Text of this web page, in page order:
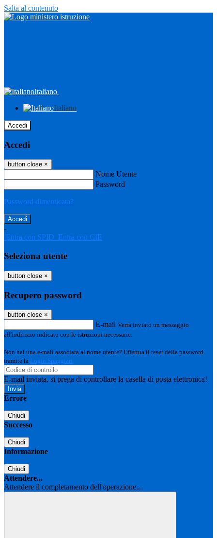
Salta al contenuto
Italiano
Italiano
Accedi
Accedi
button close ×
Nome Utente
Password
Password dimenticata?
-
Entra con SPID Entra con CIE
Seleziona utente
button close ×
Recupero password
button close ×
E-mail Verrà inviato un messaggio
all'indirizzo indicato con le istruzioni necessarie.
Non hai una e-mail associata al nome utente? Effettua il reset della password
tramite la Login Spaggiari
E-mail inviata, si prega di controllare la casella di posta elettronica!
Errore
Chiudi
Successo
Chiudi
Informazione
Chiudi
Attendere...
Attendere il completamento dell'operazione...